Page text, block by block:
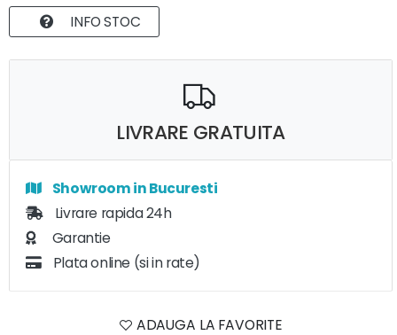
INFO STOC
LIVRARE GRATUITA
Showroom in Bucuresti
Livrare rapida 24h
Garantie
Plata online (si in rate)
ADAUGA LA FAVORITE